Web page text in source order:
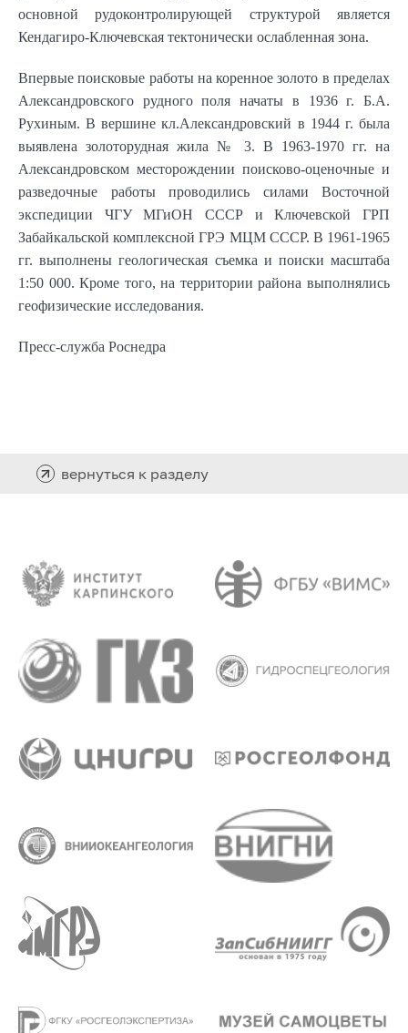
основной рудоконтролирующей структурой является
Кендагиро-Ключевская тектонически ослабленная зона.
Впервые поисковые работы на коренное золото в пределах
Александровского рудного поля начаты в 1936 г. Б.А.
Рухиным. В вершине кл.Александровский в 1944 г. была
выявлена золоторудная жила № 3. В 1963-1970 гг. на
Александровском месторождении поисково-оценочные и
разведочные работы проводились силами Восточной
экспедиции ЧГУ МГиОН СССР и Ключевской ГРП
Забайкальской комплексной ГРЭ МЦМ СССР. В 1961-1965
гг. выполнены геологическая съемка и поиски масштаба
1:50 000. Кроме того, на территории района выполнялись
геофизические исследования.
Пресс-служба Роснедра
вернуться к разделу